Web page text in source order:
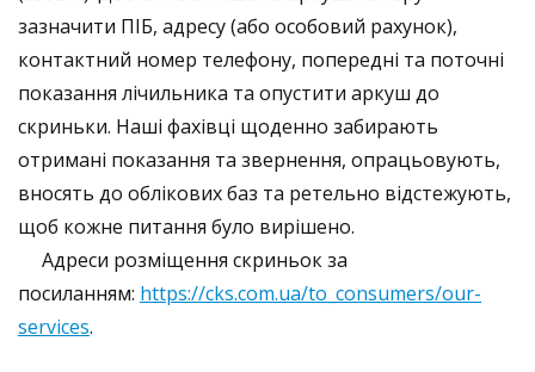
зазначити ПІБ, адресу (або особовий рахунок),
контактний номер телефону, попередні та поточні
показання лічильника та опустити аркуш до
скриньки. Наші фахівці щоденно забирають
отримані показання та звернення, опрацьовують,
вносять до облікових баз та ретельно відстежують,
щоб кожне питання було вирішено.
Адреси розміщення скриньок за
посиланням: https://cks.com.ua/to_consumers/our-
services​.